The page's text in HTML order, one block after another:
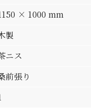
× 1000 mm
製
ニス
前張り